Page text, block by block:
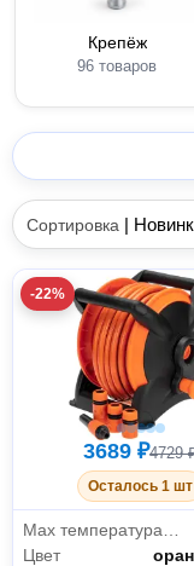
Крепёж
96 товаров
Сортировка |
-22%
3689 ₽4729
Осталось 1 шт
Цвет